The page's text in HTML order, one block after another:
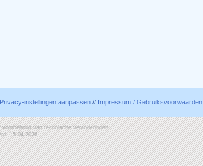
Privacy-instellingen aanpassen // Impressum / Gebruiksvoorwaarden
van technische veranderingen.
15.04.2026